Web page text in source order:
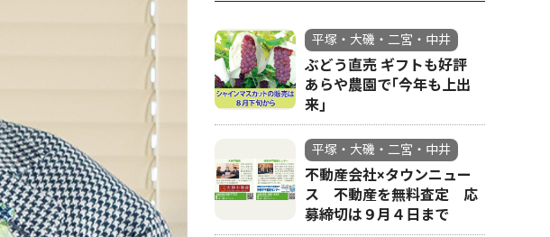
平塚・大磯・二宮・中井
ぶどう直売 ギフトも好評
あらや農園で｢今年も上出
来｣
平塚・大磯・二宮・中井
不動産会社×タウンニュー
ス 不動産を無料査定 応
募締切は９月４日まで